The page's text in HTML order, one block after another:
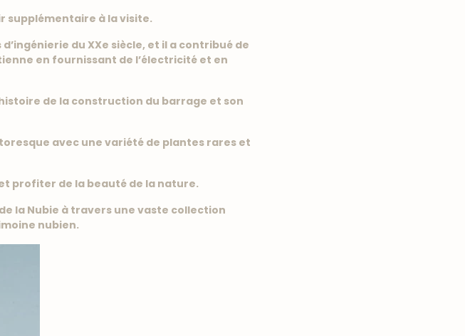
supplémentaire à la visite.
du XXe siècle, et il a contribué de
en fournissant de l’électricité et en
de la construction du barrage et son
avec une variété de plantes rares et
profiter de la beauté de la nature.
la Nubie à travers une vaste collection
nubien.